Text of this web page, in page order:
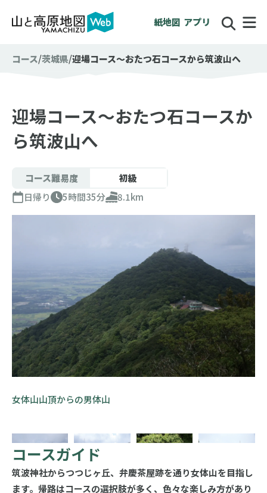
紙地図 アプリ
コース 茨城県 迎場コース～おたつ石コースから筑波山へ
迎場コース～おたつ石コースか
ら筑波山へ
コース難易度
初級
日帰り
5時間35分 8.1km
女体山山頂からの男体山
コースガイド
筑波神社からつつじヶ丘、弁慶茶屋跡を通り女体山を目指し
ます。帰路はコースの選択肢が多く、色々な楽しみ方があり